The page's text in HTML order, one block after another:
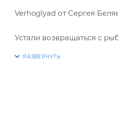
Verhoglyad от Сергея
Устали возвращаться с